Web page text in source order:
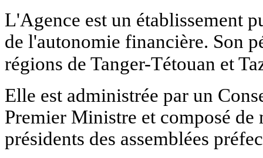
L'Agence est un établissement
de l'autonomie financière. Son
régions de Tanger-Tétouan et
Elle est administrée par un
Premier Ministre et composé de
présidents des assemblées